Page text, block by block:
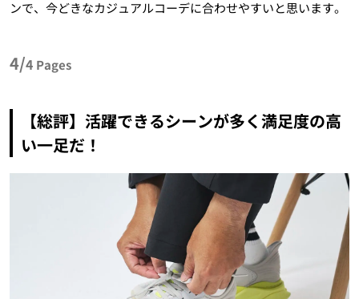
ンで、今どきなカジュアルコーデに合わせやすいと思います。
4/4 Pages
【総評】活躍できるシーンが多く満足度の高
い一足だ！